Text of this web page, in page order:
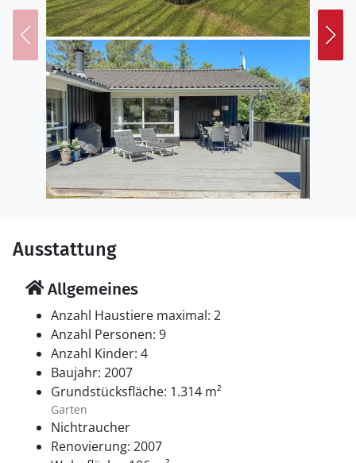
Ausstattung
Allgemeines
Anzahl Haustiere maximal: 2
Anzahl Personen: 9
Anzahl Kinder: 4
Baujahr: 2007
Grundstücksfläche: 1.314 m²
Garten
Nichtraucher
Renovierung: 2007